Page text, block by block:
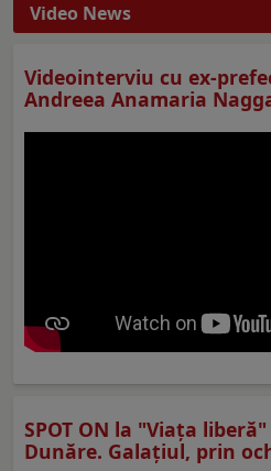
Video News
Videointerviu cu ex-
Andreea Anamaria
SPOT ON la "Viaţa
Dunăre. Galațiul, prin